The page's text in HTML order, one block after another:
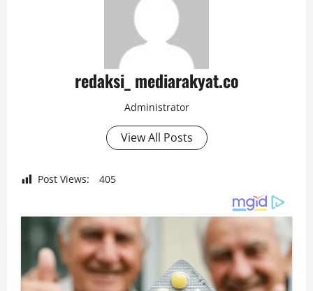
redaksi_ mediarakyat.co
Administrator
View All Posts
Post Views: 405